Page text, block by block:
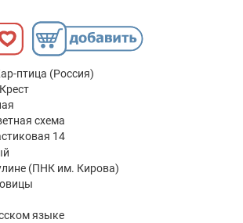
птица (Россия)
схема
14
(ПНК им. Кирова)
языке